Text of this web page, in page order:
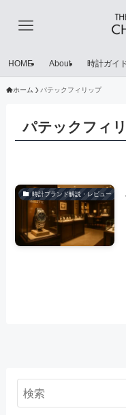
HOME About 時計ガイ
ホーム パテックフィリップ
パテックフィ
時計ブランド解説・レビュー